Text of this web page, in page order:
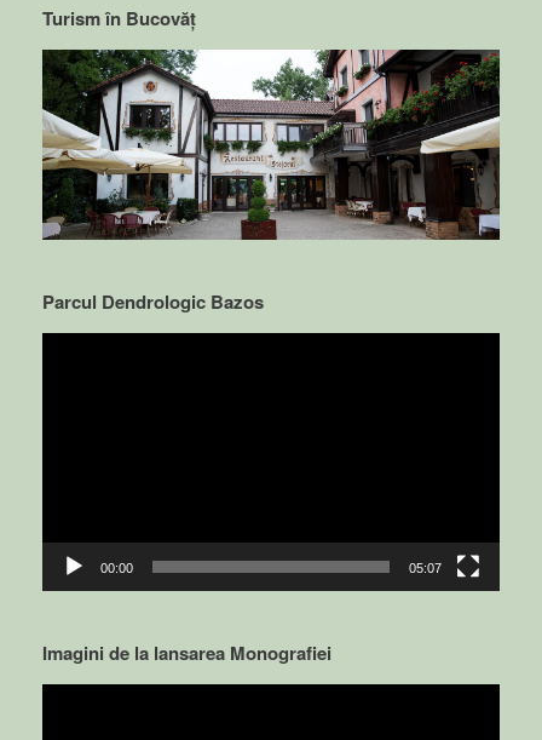
Turism în Bucovăț
Parcul Dendrologic Bazos
00:00 05:07
Imagini de la lansarea Monografiei